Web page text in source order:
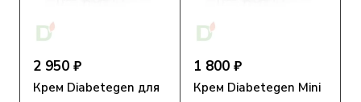
2 950 ₽
Крем Diabetegen для
1 800 ₽
Крем Diabetegen Mini